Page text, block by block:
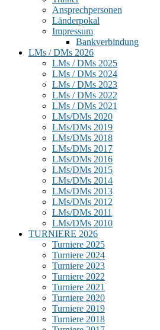
Ansprechpersonen
Länderpokal
Impressum
Bankverbindung
LMs / DMs 2026
LMs / DMs 2025
LMs / DMs 2024
LMs / DMs 2023
LMs / DMs 2022
LMs / DMs 2021
LMs/DMs 2020
LMs/DMs 2019
LMs/DMs 2018
LMs/DMs 2017
LMs/DMs 2016
LMs/DMs 2015
LMs/DMs 2014
LMs/DMs 2013
LMs/DMs 2012
LMs/DMs 2011
LMs/DMs 2010
TURNIERE 2026
Turniere 2025
Turniere 2024
Turniere 2023
Turniere 2022
Turniere 2021
Turniere 2020
Turniere 2019
Turniere 2018